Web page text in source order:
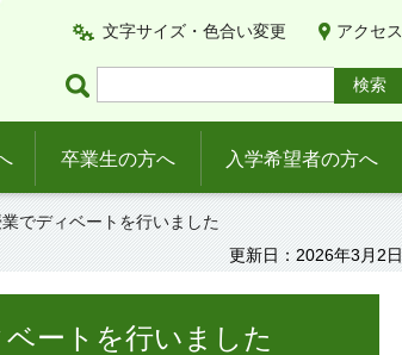
文字サイズ・色合い変更 アクセス
卒業生の方へ 入学希望者の方へ
でディベートを行いました
更新日：2026年3月2日
ートを行いました